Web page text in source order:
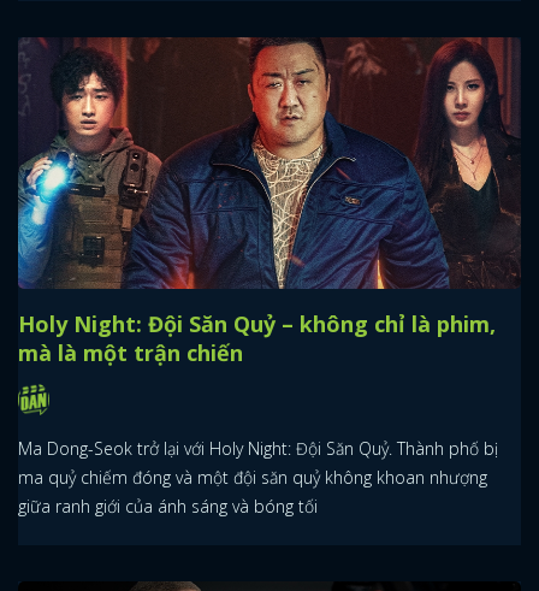
Holy Night: Đội Săn Quỷ – không chỉ là phim,
mà là một trận chiến
Ma Dong-Seok trở lại với Holy Night: Đội Săn Quỷ. Thành phố bị
ma quỷ chiếm đóng và một đội săn quỷ không khoan nhượng
giữa ranh giới của ánh sáng và bóng tối